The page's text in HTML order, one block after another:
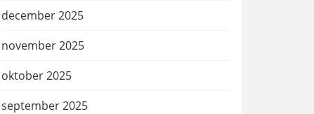
december 2025
november 2025
oktober 2025
september 2025